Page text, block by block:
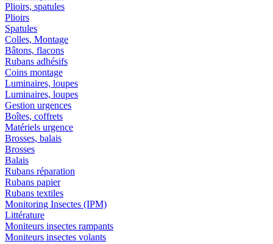
Plioirs, spatules
Plioirs
Spatules
Colles, Montage
Bâtons, flacons
Rubans adhésifs
Coins montage
Luminaires, loupes
Luminaires, loupes
Gestion urgences
Boîtes, coffrets
Matériels urgence
Brosses, balais
Brosses
Balais
Rubans réparation
Rubans papier
Rubans textiles
Monitoring Insectes (IPM)
Littérature
Moniteurs insectes rampants
Moniteurs insectes volants